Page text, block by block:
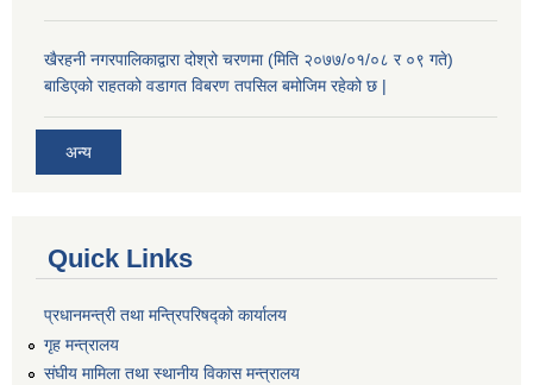
खैरहनी नगरपालिकाद्वारा दोश्रो चरणमा (मिति २०७७/०१/०८ र ०९ गते)
बाडिएको राहतको वडागत विबरण तपसिल बमोजिम रहेको छ |
अन्य
Quick Links
प्रधानमन्त्री तथा मन्त्रिपरिषद्को कार्यालय
गृह मन्त्रालय
संघीय मामिला तथा स्थानीय विकास मन्त्रालय